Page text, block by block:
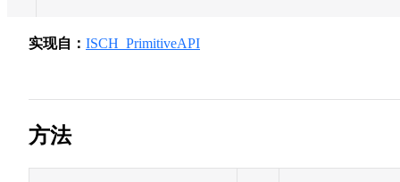
实现自： ISCH_PrimitiveAPI
方法